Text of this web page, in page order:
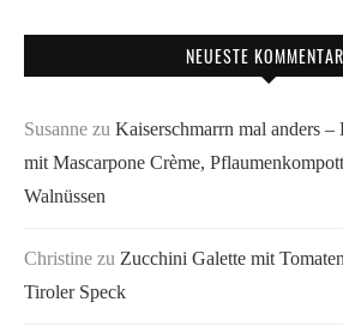
NEUESTE
Susanne zu Kaiserschmarrn mal anders
mit Mascarpone Crème,
Walnüssen
Christine zu Zucchini Galette mit
Tiroler Speck